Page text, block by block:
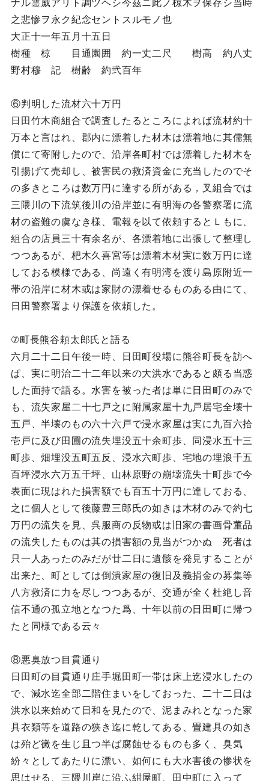
ナル霊威アリト調ツヘシ今茲ニ此ノ椋木ヲ保存シ当時
之悲惨ヲ永ク紀念セントスルモノ也
大正十一年五月十五日
樹種 椋 目通園囲 約一丈二尺 樹高 約八丈
野村穆 記 樹齢 約弐百年
⑥判明した流材六十万円
日田竹木商組合で調査したるところによれば流材約十
万本と言はれ、郡内に漂着した材木は漂着地に其儒無
償にて寄附したので、沿岸各町村では漂着した材木を
引揚げて売却し、被害民の救済資金に充当したのでそ
の多きところは数万円に達する所がある，叉組合では
三隈川の下流筑後川の沿岸並に有明海の各警察署に流
材の盗難の虞なき様、電報を以て依頼するとＬもに、
組合の店員三十有余名が、各漂着地に出張して整理し
つつあるが、杷木久喜宮等は漂着木材実に数万円に達
しておる模様である、尚遠く有明湾を渡り島原附近一
帯の沿岸に材木或は家財の漂着せるものある由にて、
日田警察署より保護を依頼した。
⑦町長熊谷頼太郎氏と語る
六月二十二日午後一時、日田町役場に熊谷町長を訪へ
ぱ、実に明治二十二年以来の大洪水であると頗る当惑
した面持で語る。水害を被った者は単に日田町のみで
も、流失家屋二十七戸之に附属家屋十九戸居宅全壊十
五戸、半壊のもの六十六戸で浸水家屋は実に九百六拾
壱戸に及び田圃の流失埋没五十余町歩、同浸水五十三
町歩、畑埋没五町五反、浸水六町歩、宅地の埋浪千五
百坪浸水六万五千坪、山林原野の崩壊流失十町歩で今
表面に現はれた損害額でも百五十万円に達しておる、
之に個人として後藤豊三郎氏の如きは木材のみで約七
万円の流失を見、呉服商の反物或は旧家の書画骨董品
の流失したものは其の損害額の見当がつかぬ 死者は
只一人あったのみだが廿二日に遺骸を発見することが
出来た、町としては倒潰家屋の復旧及義捐金の募集等
八方救済に力を尽しつつあるが、交通が全く杜絶し音
信不通の孤立地となつた爲、十年以前の日田町に帰つ
たと同様である云々
⑧悪臭放つ目貫通り
日田町の目貫通り庄手堀田町一帯は床上迄浸水したの
で、減水迄全部二階住まいをしておった、二十二日は
洪水以来始めて日和を見たので、泥まみれとなった家
具衣類等を道路の狭き迄に乾してある、畳建具の如き
は殆ど黴を生じ且つ半ば腐蝕せるものも多く、臭気
紛々としてあたりに漂い、如何にも大水害後の惨状を
思はせる、三隈川岸に沿ふ紺屋町、田中町に入って